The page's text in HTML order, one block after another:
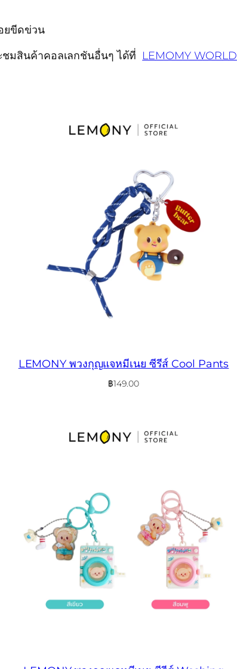
ยขีดข่วน
มสินค้าคอลเลกชันอื่นๆ ได้ที่ LEMOMY WORLD
LEMONY พวงกุญแจหมีเนย ซีรีส์ Cool Pants
฿149.00